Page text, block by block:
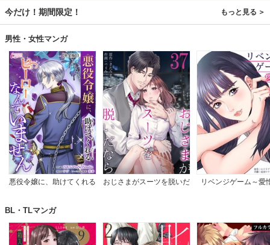
今だけ！期間限定！ もっと見る
男性・女性マンガ
悪役令嬢に、助けてくれる
おじさまがスーツを脱いだ
リベンジゲーム～愛
BL・TLマンガ